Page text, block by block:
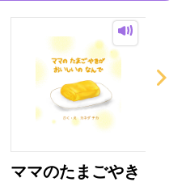
ママのたまごやき